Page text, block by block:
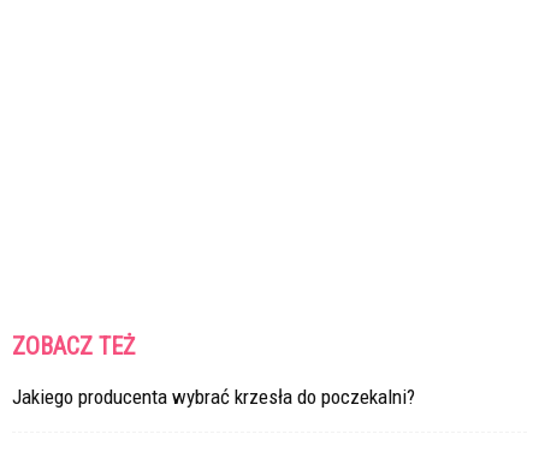
ZOBACZ TEŻ
Jakiego producenta wybrać krzesła do poczekalni?